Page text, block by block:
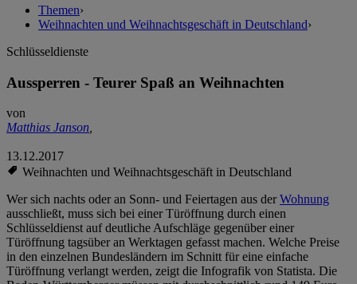
Themen›
Weihnachten und Weihnachtsgeschäft in Deutschland›
Schlüsseldienste
Aussperren - Teurer Spaß an Weihnachten
von
Matthias Janson,
13.12.2017
Weihnachten und Weihnachtsgeschäft in Deutschland
Wer sich nachts oder an Sonn- und Feiertagen aus derWohnung
ausschließt, muss sich bei einer Türöffnung durch einen
Schlüsseldienst auf deutliche Aufschläge gegenüber einer
Türöffnung tagsüber an Werktagen gefasst machen. Welche Preise
in den einzelnen Bundesländern im Schnitt für eine einfache
Türöffnung verlangt werden, zeigt die Infografik von Statista. Die